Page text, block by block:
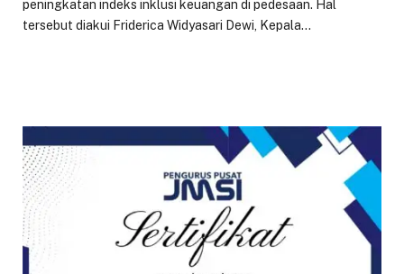
peningkatan indeks inklusi keuangan di pedesaan. Hal
tersebut diakui Friderica Widyasari Dewi, Kepala…